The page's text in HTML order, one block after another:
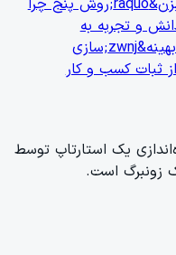
روش پنج چرا
و تجربه به
فرایندهای انجام امور را همواره بهینه&zwnj;سازی
یک استارتاپ توسط
زونبرگ است.